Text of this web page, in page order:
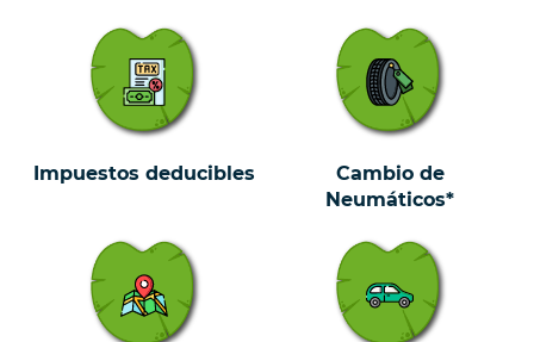
Impuestos deducibles
Cambio de
Neumáticos*